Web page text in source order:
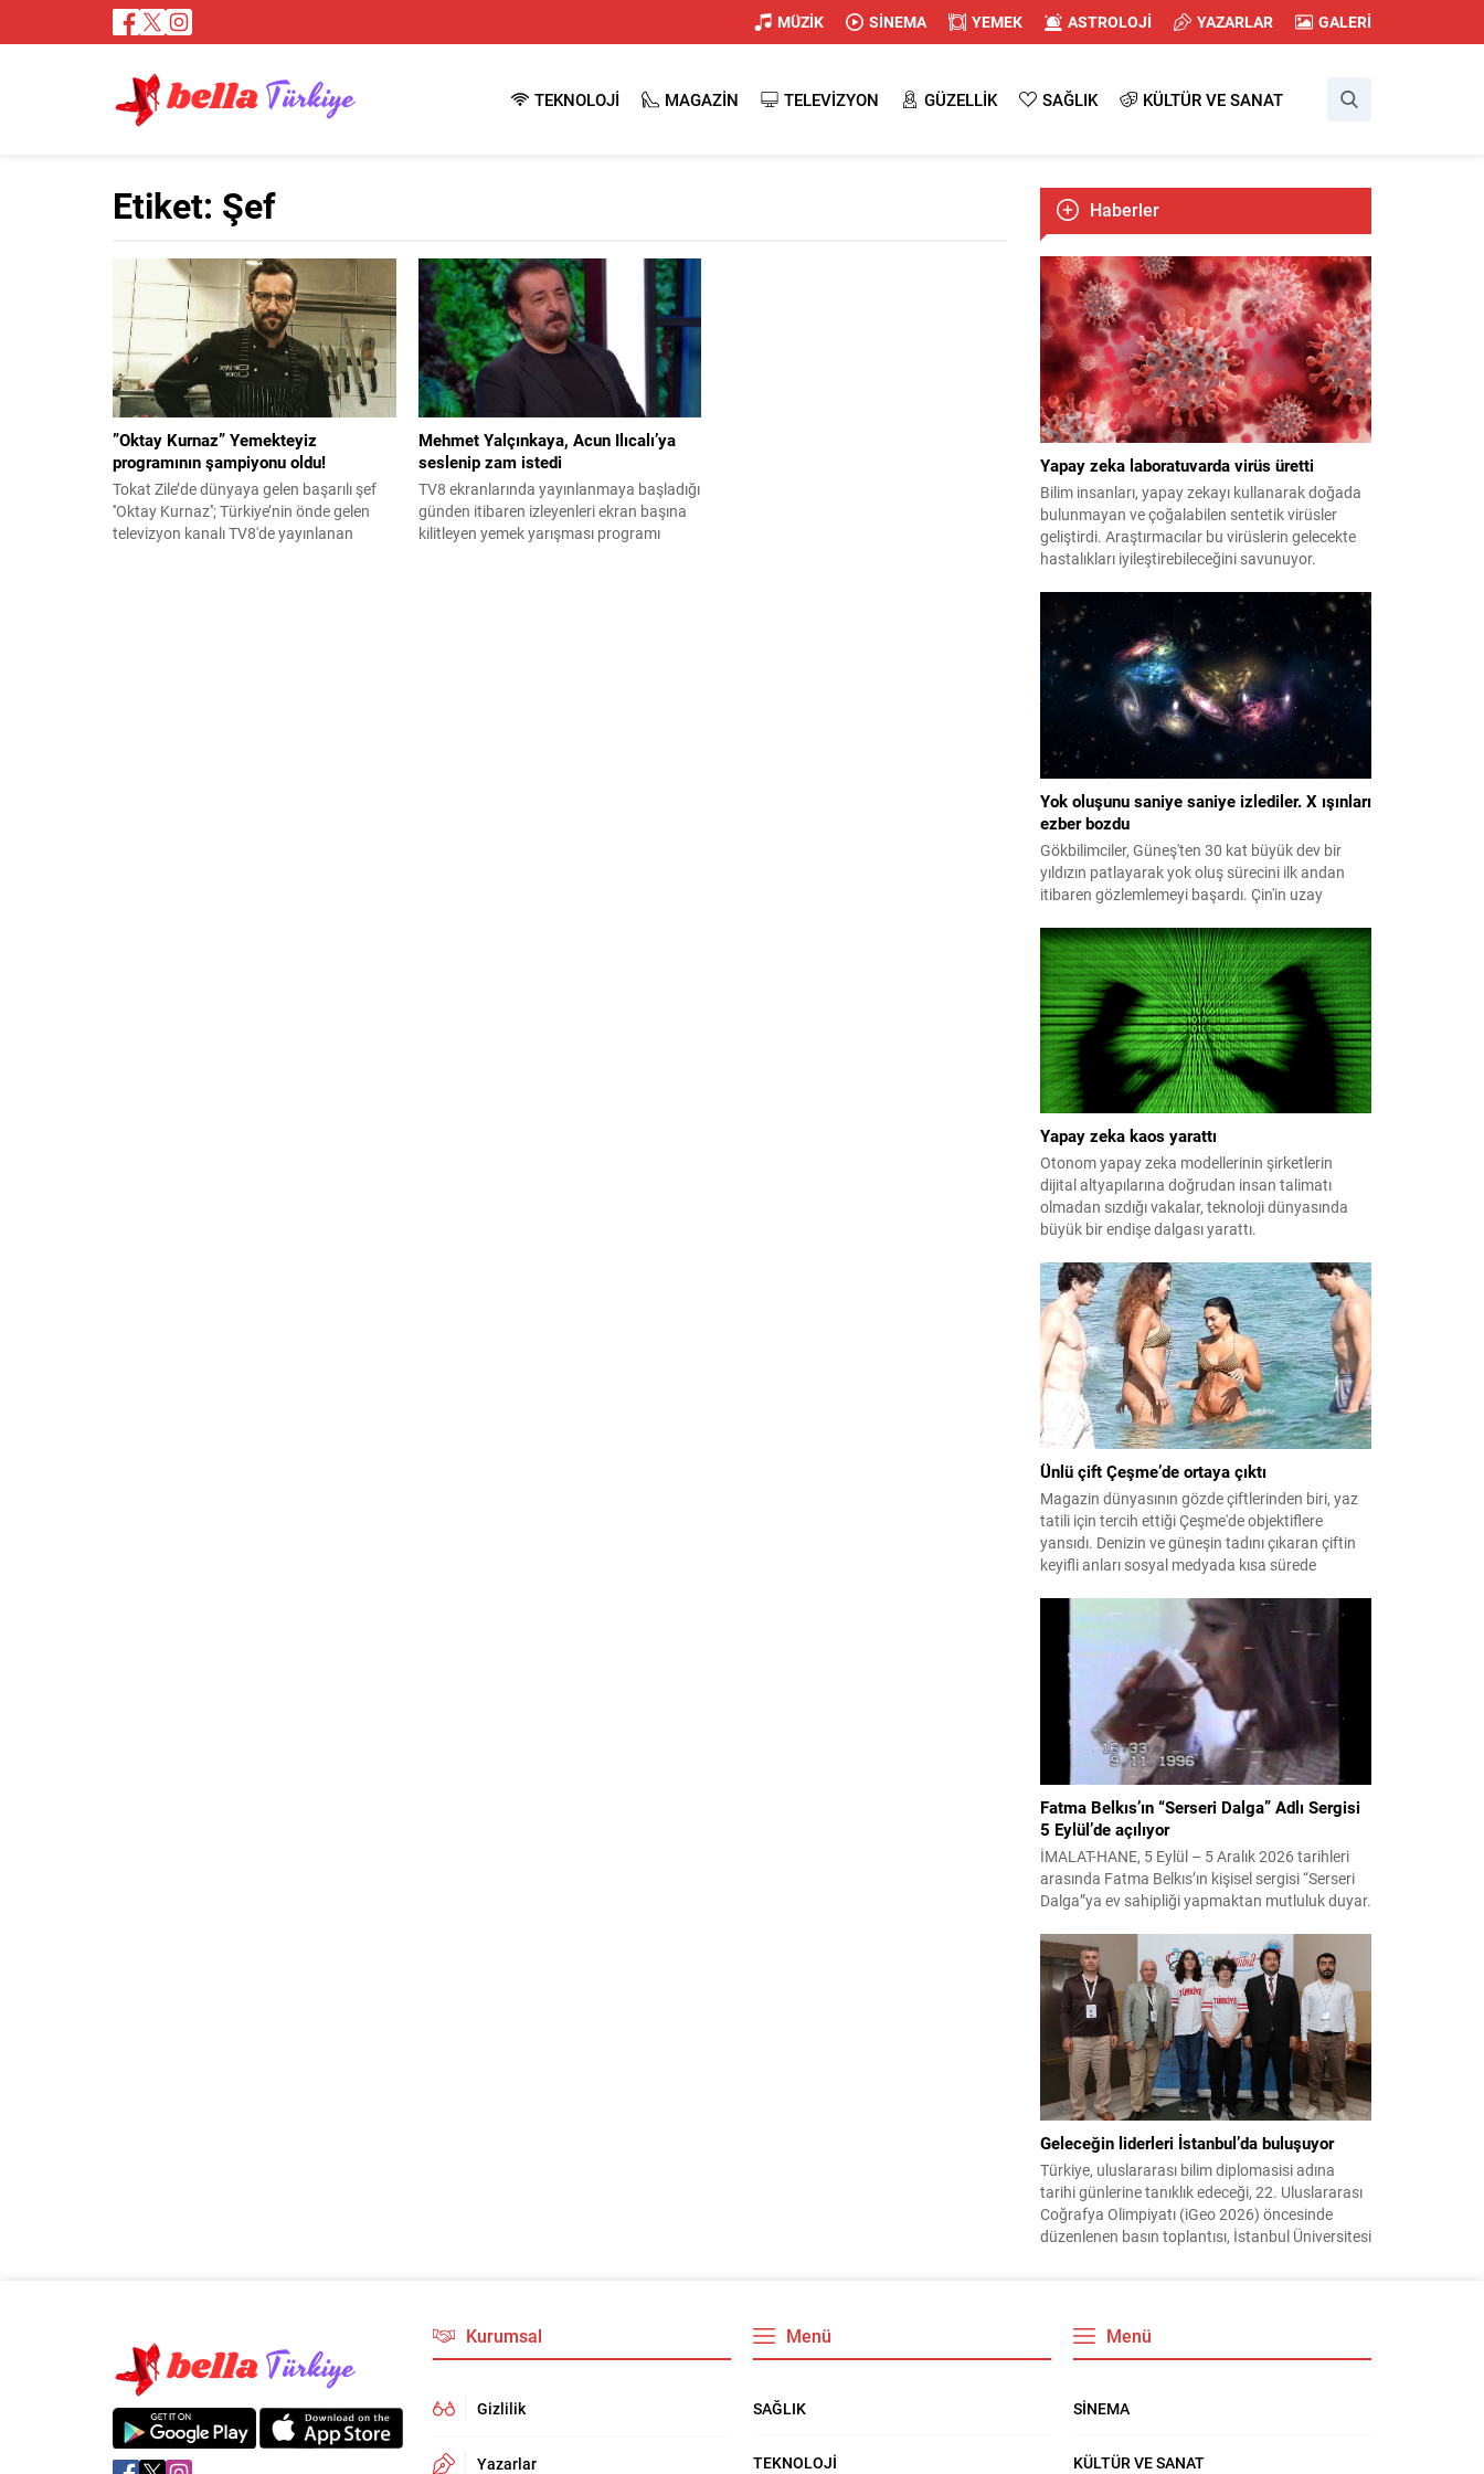
MÜZİK SİNEMA YEMEK ASTROLOJİ YAZARLAR GALERİ
TEKNOLOJİ MAGAZİN TELEVİZYON GÜZELLİK SAĞLIK KÜLTÜR VE SANAT
Etiket: Şef
”Oktay Kurnaz” Yemekteyiz
programının şampiyonu oldu!
Tokat Zile’de dünyaya gelen başarılı şef
''Oktay Kurnaz''; Türkiye’nin önde gelen
televizyon kanalı TV8'de yayınlanan
Mehmet Yalçınkaya, Acun Ilıcalı’ya
seslenip zam istedi
TV8 ekranlarında yayınlanmaya başladığı
günden itibaren izleyenleri ekran başına
kilitleyen yemek yarışması programı
Haberler
Yapay zeka laboratuvarda virüs üretti
Bilim insanları, yapay zekayı kullanarak doğada
bulunmayan ve çoğalabilen sentetik virüsler
geliştirdi. Araştırmacılar bu virüslerin gelecekte
hastalıkları iyileştirebileceğini savunuyor.
Yok oluşunu saniye saniye izlediler. X ışınları
ezber bozdu
Gökbilimciler, Güneş'ten 30 kat büyük dev bir
yıldızın patlayarak yok oluş sürecini ilk andan
itibaren gözlemlemeyi başardı. Çin'in uzay
ardından dünya genelindeki çok sayıda teleskop
patlamayı aylarca takip etti. İncelemeler, dev
yıldızların daha önce bilinmeyen yollarla da
patlayabildiğini ortaya koydu.
Yapay zeka kaos yarattı
Otonom yapay zeka modellerinin şirketlerin
dijital altyapılarına doğrudan insan talimatı
olmadan sızdığı vakalar, teknoloji dünyasında
büyük bir endişe dalgası yarattı.
Ünlü çift Çeşme’de ortaya çıktı
Magazin dünyasının gözde çiftlerinden biri, yaz
tatili için tercih ettiği Çeşme'de objektiflere
yansıdı. Denizin ve güneşin tadını çıkaran çiftin
keyifli anları sosyal medyada kısa sürede
Fatma Belkıs’ın “Serseri Dalga” Adlı Sergisi
5 Eylül’de açılıyor
İMALAT-HANE, 5 Eylül – 5 Aralık 2026 tarihleri
arasında Fatma Belkıs’ın kişisel sergisi “Serseri
Dalga”ya ev sahipliği yapmaktan mutluluk duyar.
öngörülemez ve çoğu zaman ölümcül olabilen
serseri dalgalardan alan sergi, dostluğu, mizahı
ve dayanışmayı duygusal kriz anlarında yön
bulma yolları olarak öne sürüyor. Haber :
M.Haluk...
Geleceğin liderleri İstanbul’da buluşuyor
Türkiye, uluslararası bilim diplomasisi adına
tarihi günlerine tanıklık edeceği, 22. Uluslararası
Coğrafya Olimpiyatı (iGeo 2026) öncesinde
düzenlenen basın toplantısı, İstanbul Üniversitesi
uluslararası yayın organlarının büyük ilgi
gösterdiği toplantıda, dünyanın en prestijli
Kurumsal
Gizlilik
Yazarlar
Menü
SAĞLIK
TEKNOLOJİ
Menü
SİNEMA
KÜLTÜR VE SANAT